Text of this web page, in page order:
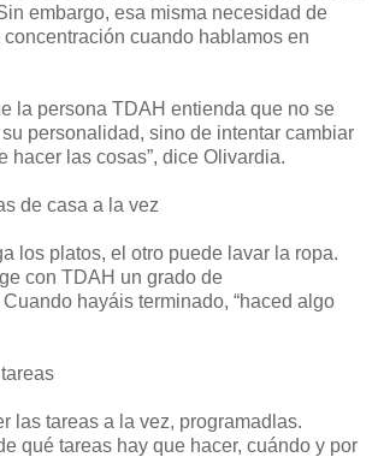
embargo, esa misma necesidad de
cuando hablamos en
la persona TDAH entienda que no se
personalidad, sino de intentar cambiar
hacer las cosas”, dice Olivardia.
de casa a la vez
los platos, el otro puede lavar la ropa.
con TDAH un grado de
hayáis terminado, “haced algo
las tareas a la vez, programadlas.
qué tareas hay que hacer, cuándo y por